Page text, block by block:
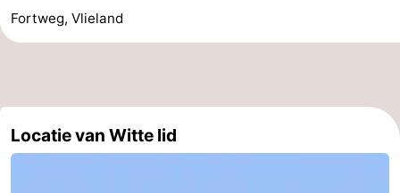
Musea
-
Uitkijkpunten
Attracties
Fortweg, Vlieland
Locatie van Witte lid